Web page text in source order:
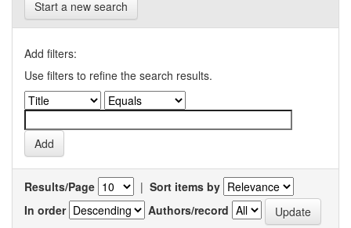
Start a new search
Add filters:
Use filters to refine the search results.
Results/Page | Sort items by
In order
Authors/record